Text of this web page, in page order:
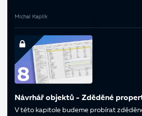
Michal Kaplík
Návrhář objektů - Zděděné
V této kapitole budeme probírat